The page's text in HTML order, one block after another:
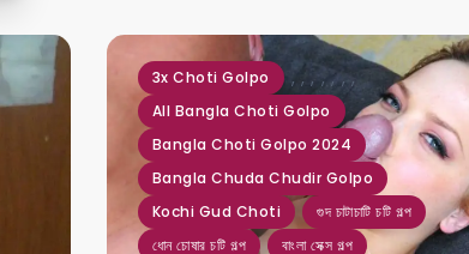
3x Choti Golpo ,
All Bangla Choti Golpo
,
Bangla Choti Golpo 2024
,
Bangla Chuda Chudir Golpo
,
Kochi Gud Choti
,
গুদ চাটাচাটি চটি গল্প
,
ধোন চোষার চটি গল্প
,
বাংলা সেক্স গল্প